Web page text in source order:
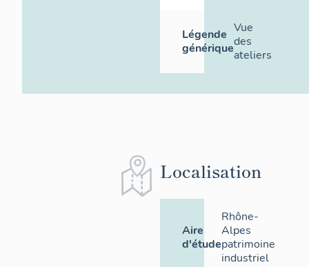
Légende
générique
Vue
des
ateliers
Localisation
Aire
d'étude
Rhône-
Alpes
patrimoine
industriel